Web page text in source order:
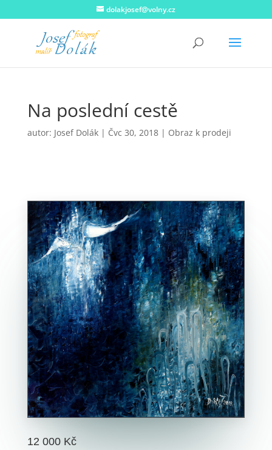
dolakjosef@volny.cz
Na poslední cestě
autor: Josef Dolák| Čvc 30, 2018| Obraz k prodeji
12 000 Kč